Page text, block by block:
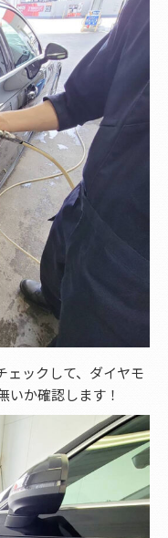
ェックして、ダイヤモ
いか確認します！